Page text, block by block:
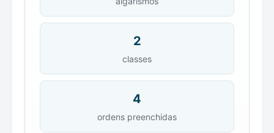
2
classes
4
ordens preenchidas